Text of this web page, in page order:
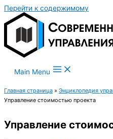
Перейти к содержимому
Main Menu
Главная страница » Энциклопедия
Управление стоимостью проекта
Управление